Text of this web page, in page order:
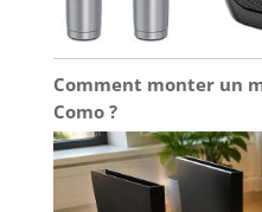
Comment monter un
Como ?